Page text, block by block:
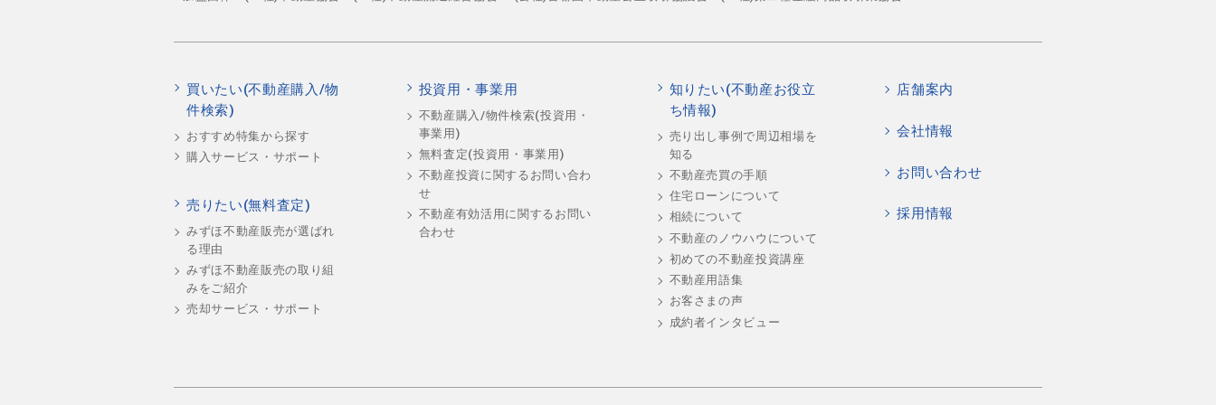
買いたい(不動産購入/物
件検索)
おすすめ特集から探す
購入サービス・サポート
売りたい(無料査定)
みずほ不動産販売が選ばれ
る理由
みずほ不動産販売の取り組
みをご紹介
売却サービス・サポート
投資用・事業用
不動産購入/物件検索(投資用・
事業用)
無料査定(投資用・事業用)
不動産投資に関するお問い合わ
せ
不動産有効活用に関するお問い
合わせ
知りたい(不動産お役立
ち情報)
売り出し事例で周辺相場を
知る
不動産売買の手順
住宅ローンについて
相続について
不動産のノウハウについて
初めての不動産投資講座
不動産用語集
お客さまの声
成約者インタビュー
店舗案内
会社情報
お問い合わせ
採用情報